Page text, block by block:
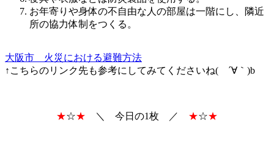
お年寄りや身体の不自由な人の部屋は一階にし、隣近
所の協力体制をつくる。
大阪市 火災における避難方法
↑こちらのリンク先も参考にしてみてくださいね( ´∀｀)b
★☆★ ＼ 今日の1枚 ／ ★☆★